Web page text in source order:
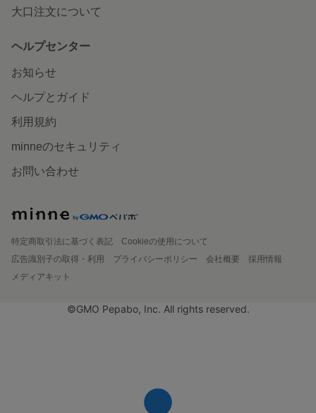
大口注文について
ヘルプセンター
お知らせ
ヘルプとガイド
利用規約
minneのセキュリティ
お問い合わせ
特定商取引法に基づく表記
Cookieの使用について
広告識別子の取得・利用
プライバシーポリシー 会社概要
採用情報
メディアキット
©GMO Pepabo, Inc. All rights reserved.